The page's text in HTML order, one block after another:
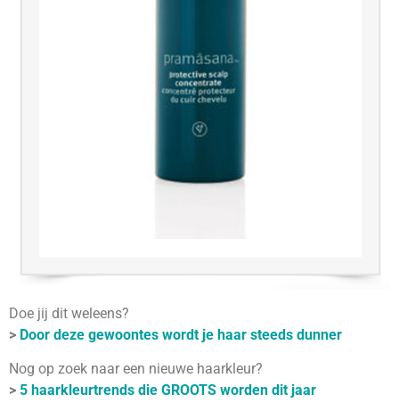
Doe jij dit weleens?
> Door deze gewoontes wordt je haar steeds dunner
Nog op zoek naar een nieuwe haarkleur?
> 5 haarkleurtrends die GROOTS worden dit jaar